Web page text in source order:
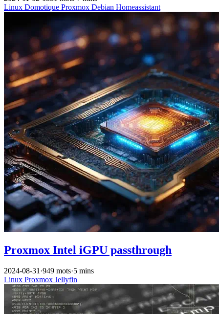
Linux Domotique Proxmox Debian Homeassistant
Proxmox Intel iGPU passthrough
2024-08-31 ·949 mots·5 mins
Linux Proxmox Jellyfin